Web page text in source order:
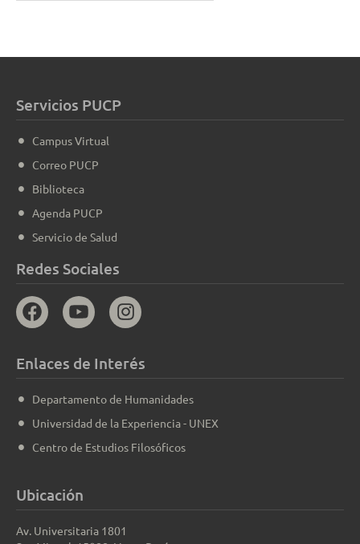
Servicios PUCP
Campus Virtual
Correo PUCP
Biblioteca
Agenda PUCP
Servicio de Salud
Redes Sociales
Enlaces de Interés
Departamento de Humanidades
Universidad de la Experiencia - UNEX
Centro de Estudios Filosóficos
Ubicación
Av. Universitaria 1801